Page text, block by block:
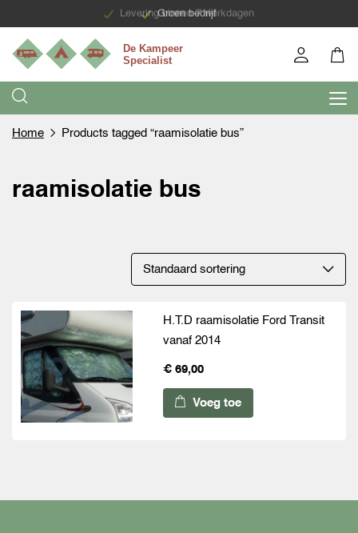
Groen bedrijf
Levering binnen 7 werkdagen
Home Products tagged “raamisolatie bus”
raamisolatie bus
H.T.D raamisolatie Ford Transit
vanaf 2014
€ 69,00
Voeg toe